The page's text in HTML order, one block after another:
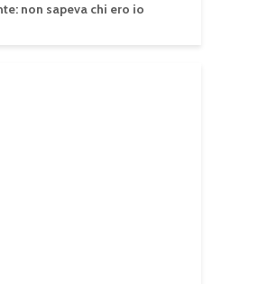
non sapeva chi ero io